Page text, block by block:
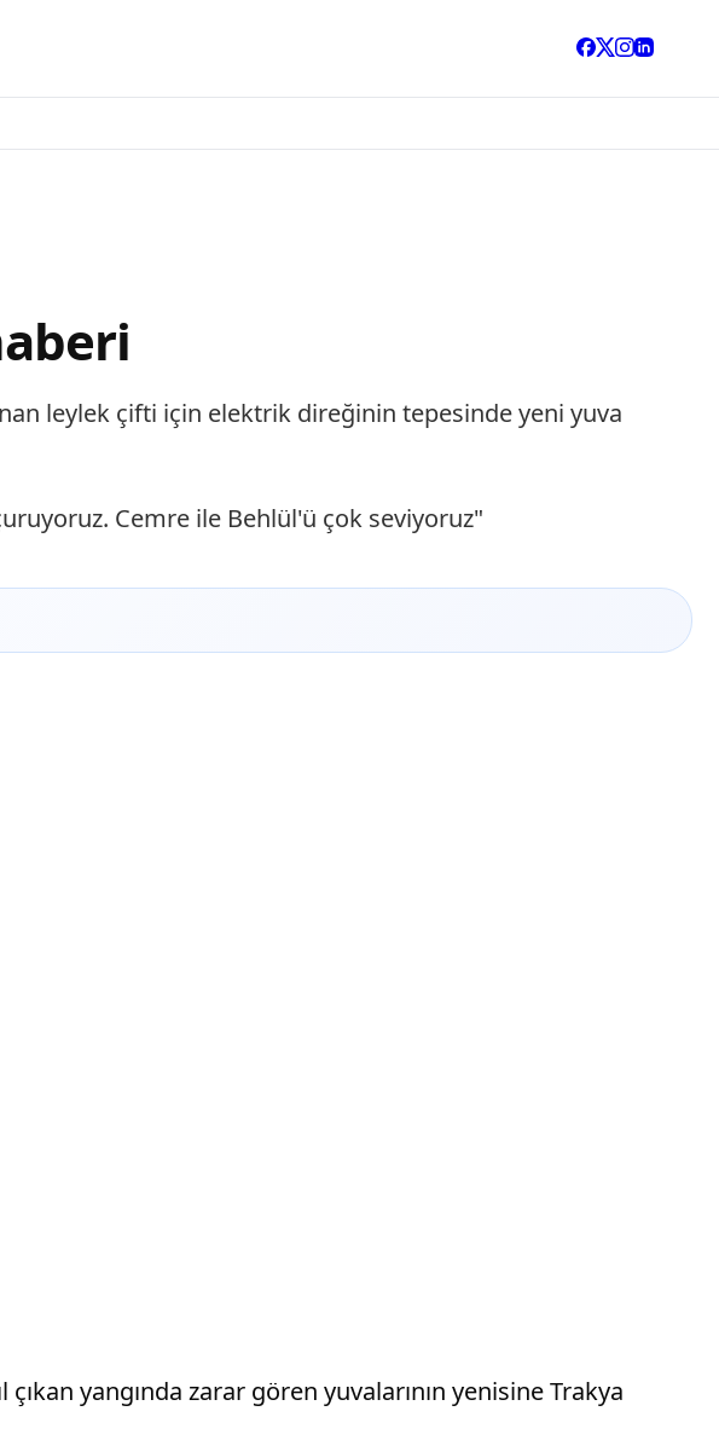
leylek çifti için elektrik direğinin tepesinde yeni yuva
Cemre ile Behlül'ü çok seviyoruz"
yangında zarar gören yuvalarının yenisine Trakya